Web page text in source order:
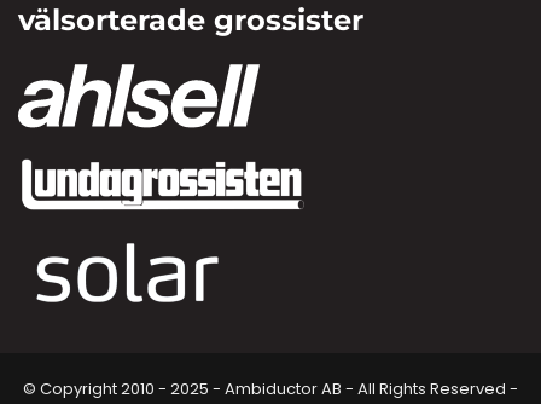
välsorterade grossister
© Copyright 2010 - 2025 - Ambiductor AB - All Rights Reserved -